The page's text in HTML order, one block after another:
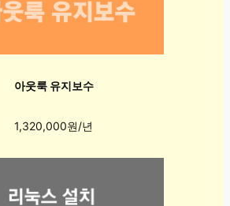
아웃룩 유지보수
1,320,000원/년